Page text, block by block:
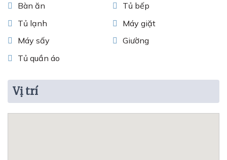
Bàn ăn
Tủ bếp
Tủ lạnh
Máy giặt
Máy sấy
Giường
Tủ quần áo
Vị trí